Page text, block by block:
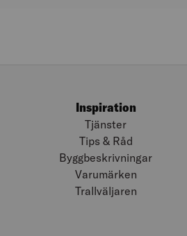
Inspiration
Tjänster
Tips & Råd
Byggbeskrivningar
Varumärken
Trallväljaren